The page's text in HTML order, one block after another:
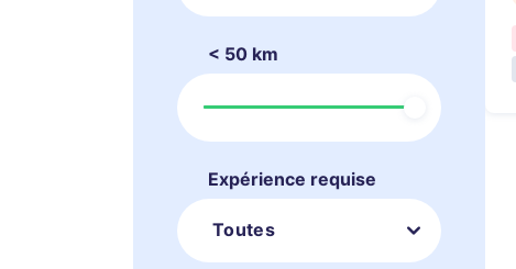
< 50 km
Expérience requise
Toutes